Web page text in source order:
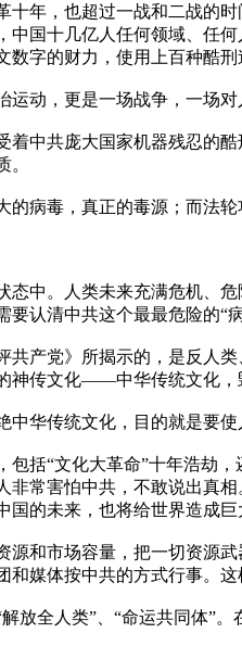
十年，也超过一战和二战的
中国十几亿人任何领域、任
字的财力，使用上百种酷
动，更是一场战争，一场
着中共庞大国家机器残忍的
。
病毒，真正的毒源；而法
态中。人类未来充满危机、
认清中共这个最最危险的“
共产党》所揭示的，是反人
神传文化——中华传统文化，
华传统文化，目的就是要
括“文化大革命”十年浩劫
非常害怕中共，不敢说出真
的未来，也将给世界造成巨
源和市场容量，把一切资源
媒体按中共的方式行事。
放全人类”、“命运共同体”